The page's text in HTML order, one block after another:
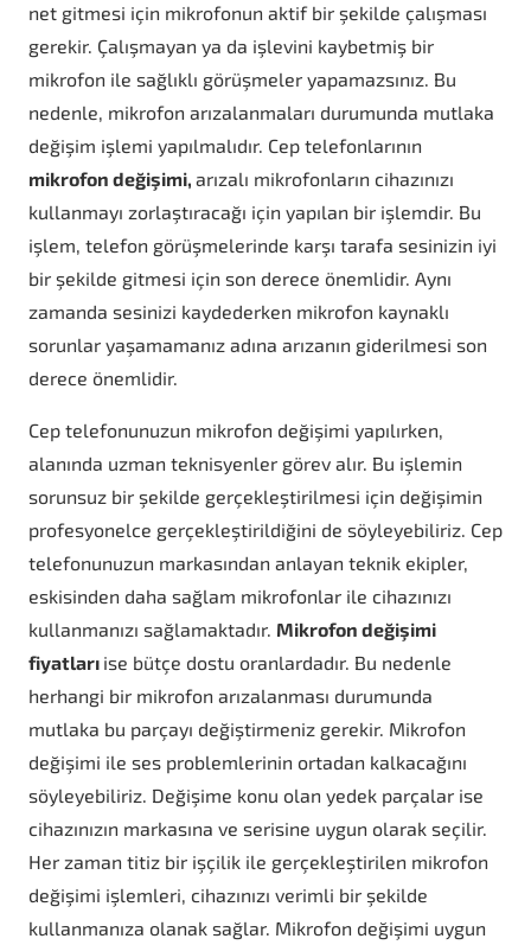
net gitmesi için mikrofonun aktif bir şekilde çalışması
gerekir. Çalışmayan ya da işlevini kaybetmiş bir
mikrofon ile sağlıklı görüşmeler yapamazsınız. Bu
nedenle, mikrofon arızalanmaları durumunda mutlaka
değişim işlemi yapılmalıdır. Cep telefonlarının
mikrofon değişimi, arızalı mikrofonların cihazınızı
kullanmayı zorlaştıracağı için yapılan bir işlemdir. Bu
işlem, telefon görüşmelerinde karşı tarafa sesinizin iyi
bir şekilde gitmesi için son derece önemlidir. Aynı
zamanda sesinizi kaydederken mikrofon kaynaklı
sorunlar yaşamamanız adına arızanın giderilmesi son
derece önemlidir.
Cep telefonunuzun mikrofon değişimi yapılırken,
alanında uzman teknisyenler görev alır. Bu işlemin
sorunsuz bir şekilde gerçekleştirilmesi için değişimin
profesyonelce gerçekleştirildiğini de söyleyebiliriz. Cep
telefonunuzun markasından anlayan teknik ekipler,
eskisinden daha sağlam mikrofonlar ile cihazınızı
kullanmanızı sağlamaktadır. Mikrofon değişimi
fiyatları ise bütçe dostu oranlardadır. Bu nedenle
herhangi bir mikrofon arızalanması durumunda
mutlaka bu parçayı değiştirmeniz gerekir. Mikrofon
değişimi ile ses problemlerinin ortadan kalkacağını
söyleyebiliriz. Değişime konu olan yedek parçalar ise
cihazınızın markasına ve serisine uygun olarak seçilir.
Her zaman titiz bir işçilik ile gerçekleştirilen mikrofon
değişimi işlemleri, cihazınızı verimli bir şekilde
kullanmanıza olanak sağlar. Mikrofon değişimi uygun